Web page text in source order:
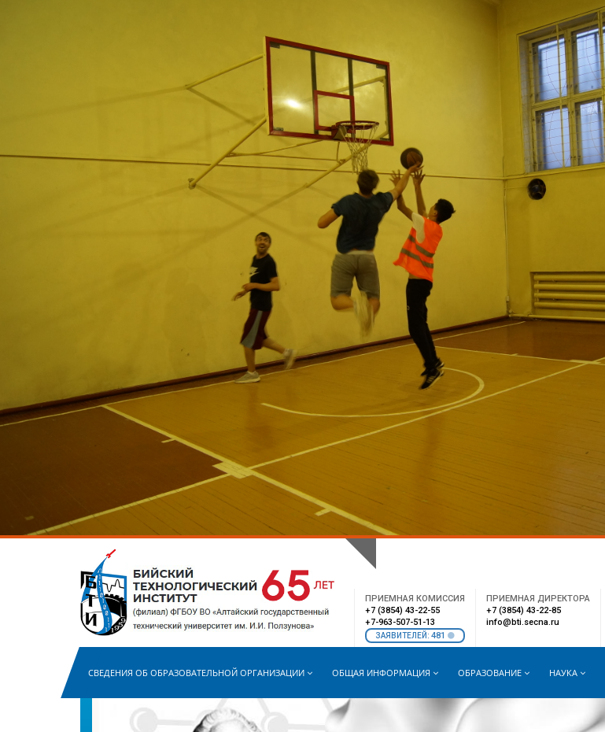
ПРИЕМНАЯ КОМИССИЯ
+7 (3854) 43-22-55
+7-963-507-51-13
ЗАЯВИТЕЛЕЙ: 481
ПРИЕМНАЯ ДИРЕКТОРА
+7 (3854) 43-22-85
info@bti.secna.ru
СВЕДЕНИЯ ОБ ОБРАЗОВАТЕЛЬНОЙ ОРГАНИЗАЦИИ ОБЩАЯ ИНФОРМАЦИЯ ОБРАЗОВАНИЕ НАУКА